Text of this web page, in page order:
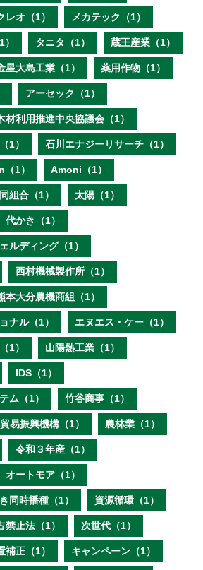
レオ（1） メカテック（1）
タニタ（1） 蔵王産業（1）
星大島工業（1） 薬用作物（1）
アーセック（1）
材利用推進中央協議会（1）
1） 石川エナジーリサーチ（1）
1） Amoni（1）
組合（1） 太陽（1）
代かき（1）
ルディング（1）
西村機械製作所（1）
本大分農機商組（1）
ナル（1） エヌエス・ケー（1）
1） 山陽熱工業（1）
IDS（1）
ム（1） 竹谷商事（1）
易振興機構（1） 農林業（1）
令和３年産（1）
オートモア（1）
同時播種（1） 資源循環（1）
禁止法（1） 次世代（1）
補正（1） キャンペーン（1）